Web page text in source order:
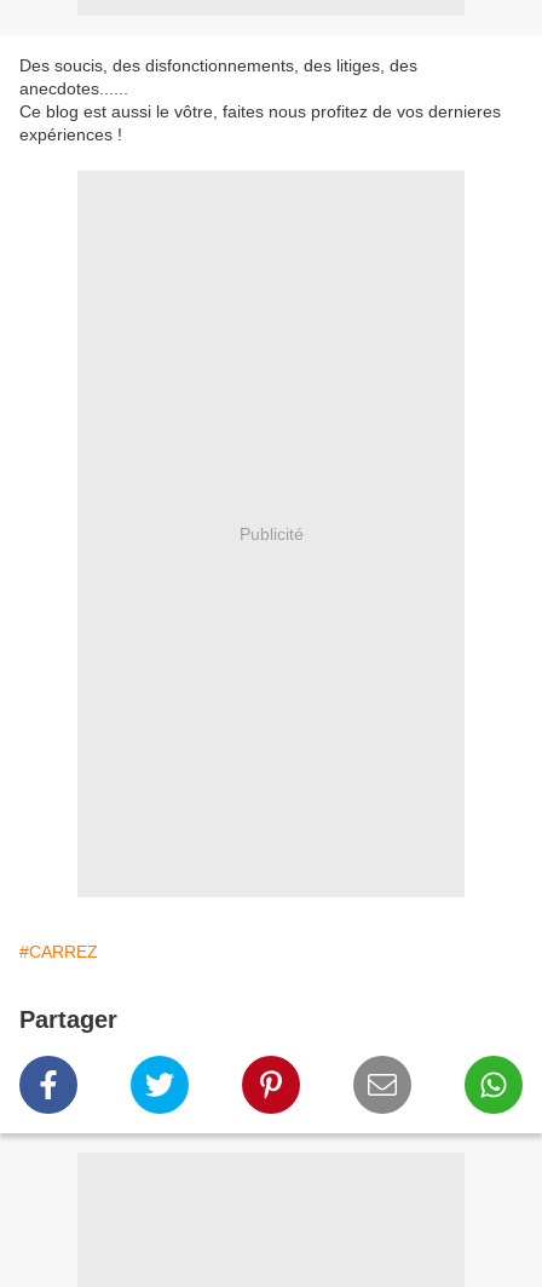
Des soucis, des disfonctionnements, des litiges, des
anecdotes......
Ce blog est aussi le vôtre, faites nous profitez de vos dernieres
expériences !
Publicité
#CARREZ
Partager